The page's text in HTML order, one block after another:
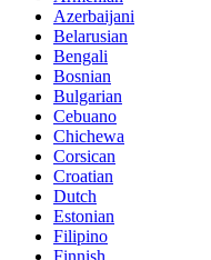
Azerbaijani
Belarusian
Bengali
Bosnian
Bulgarian
Cebuano
Chichewa
Corsican
Croatian
Dutch
Estonian
Filipino
Finnish